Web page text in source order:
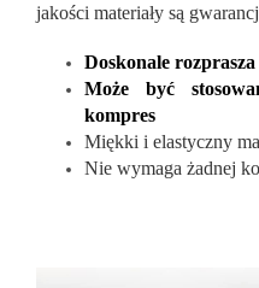
jakości materiały są
Doskonale rozprasza
Może być
kompres
Miękki i elastyczny
Nie wymaga żadnej